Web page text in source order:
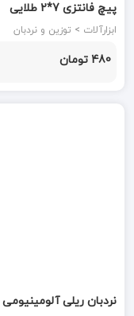
پیچ فانتزی 7*2 طلایی
ابزارآلات > توزین و نردبان
480 تومان
نردبان ریلی آلومینیومی 3 تیکه 21 پله 6 متری پرشین